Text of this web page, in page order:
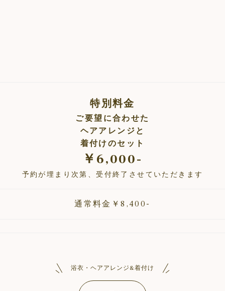
特別料金
ご要望に合わせた
ヘアアレンジと
着付けのセット
￥6,000-
予約が埋まり次第、受付終了させていただきます
通常料金￥8,400-
浴衣・ヘアアレンジ&着付け